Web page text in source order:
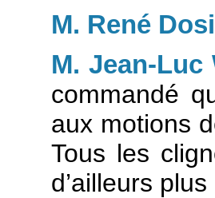
M. René
M. Jean-Luc
commandé
aux motions
Tous les
d’ailleurs